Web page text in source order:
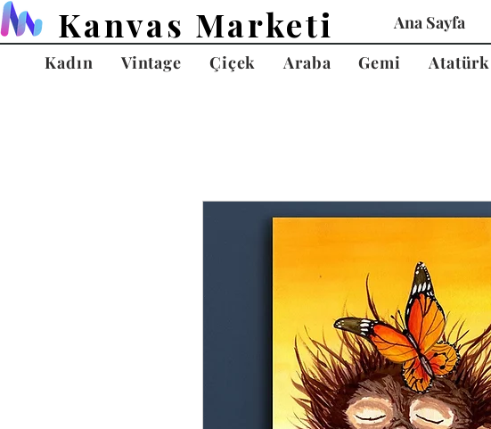
Kanvas Marketi Ana Sayfa
Kadın
Vintage Çiçek Araba Gemi Atatürk